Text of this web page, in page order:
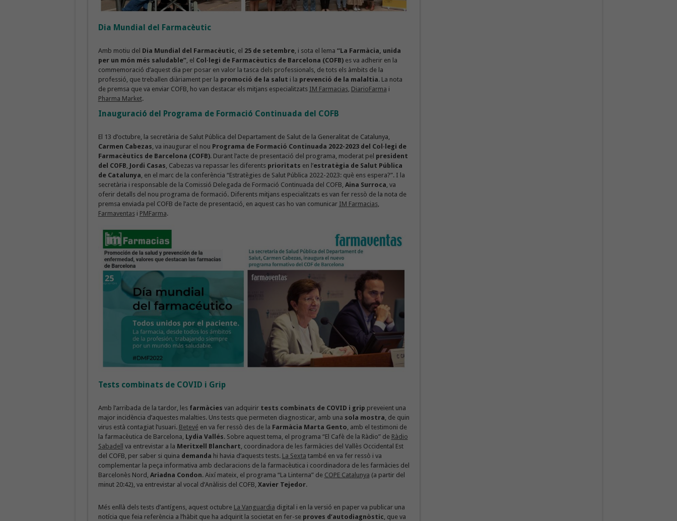
Dia Mundial del Farmacèutic
Amb motiu del Dia Mundial del Farmacèutic , el 25 de setembre, i sota el lema “La Farmàcia, unida
per un món més saludable”, el Col·legi de Farmacèutics de Barcelona (COFB) es va adherir en la
commemoració d’aquest dia per posar en valor la tasca dels professionals, de tots els àmbits de la
professió, que treballen diàriament per la promoció de la salut i la prevenció de la malaltia. La nota
de premsa que va enviar COFB, ho van destacar els mitjans especialitzats IM Farmacias, DiarioFarma i
Pharma Market.
Inauguració del Programa de Formació Continuada del COFB
El 13 d’octubre, la secretària de Salut Pública del Departament de Salut de la Generalitat de Catalunya,
Carmen Cabezas , va inaugurar el nou Programa de Formació Continuada 2022-2023 del Col·legi de
Farmacèutics de Barcelona (COFB). Durant l’acte de presentació del programa, moderat pel president
del COFB Jordi Casas , Cabezas va repassar les diferents prioritats en l’estratègia de Salut Pública
de Catalunya , en el marc de la conferència “Estratègies de Salut Pública 2022-2023: què ens espera?”. I la
secretària i responsable de la Comissió Delegada de Formació Continuada del COFB, Aina Surroca , va
oferir detalls del nou programa de formació. Diferents mitjans especialitzats es van fer ressò de la nota de
premsa enviada pel COFB de l’acte de presentació, en aquest cas ho van comunicar IM Farmacias,
Farmaventasi PMFarma.
Tests combinats de COVID i Grip
Amb l’arribada de la tardor, les farmàcies van adquirir tests combinats de COVID i grip preveient una
major incidència d’aquestes malalties. Uns tests que permeten diagnosticar, amb una sola mostra , de quin
virus està contagiat l’usuari. Betevé en va fer ressò des de la Farmàcia Marta Gento , amb el testimoni de
la farmacèutica de Barcelona, Lydia Vallés. Sobre aquest tema, el programa “El Cafè de la Ràdio” de Ràdio
Sabadell va entrevistar a la Meritxell Blanchart , coordinadora de les farmàcies del Vallès Occidental Est
del COFB, per saber si quina demanda hi havia d’aquests tests. La Sexta també en va fer ressò i va
complementar la peça informativa amb declaracions de la farmacèutica i coordinadora de les farmàcies del
Barcelonès Nord, Ariadna Condon. Així mateix, el programa “La Linterna” de COPE Catalunya (a partir del
minut 20:42), va entrevistar al vocal d’Anàlisis del COFB, Xavier Tejedor.
Més enllà dels tests d’antígens, aquest octubre La Vanguardia digital i en la versió en paper va publicar una
notícia que feia referència a l’hàbit que ha adquirit la societat en fer-se proves d’autodiagnòstic , que va